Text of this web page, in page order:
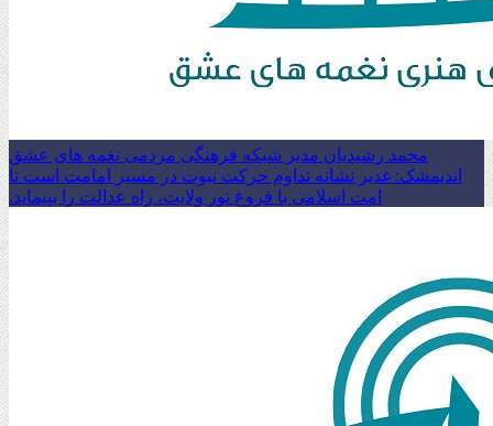
محمد رشیدیان مدیر شبکه فرهنگی مردمی نغمه های عشق
اندیمشک: غدیر نشانه تداوم حرکت نبوت در مسیر امامت است تا
امت اسلامی با فروغ نور ولایت، راه عدالت را بپیماید.